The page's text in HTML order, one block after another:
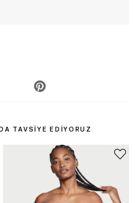
TAVSIYE EDIYORUZ